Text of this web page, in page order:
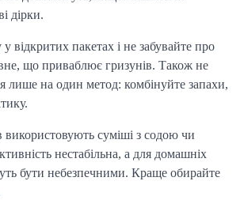
дірки.
відкритих пакетах і не забувайте про
що приваблює гризунів. Також не
лише на один метод: комбінуйте запахи,
використовують суміші з содою чи
нестабільна, а для домашніх
бути небезпечними. Краще обирайте